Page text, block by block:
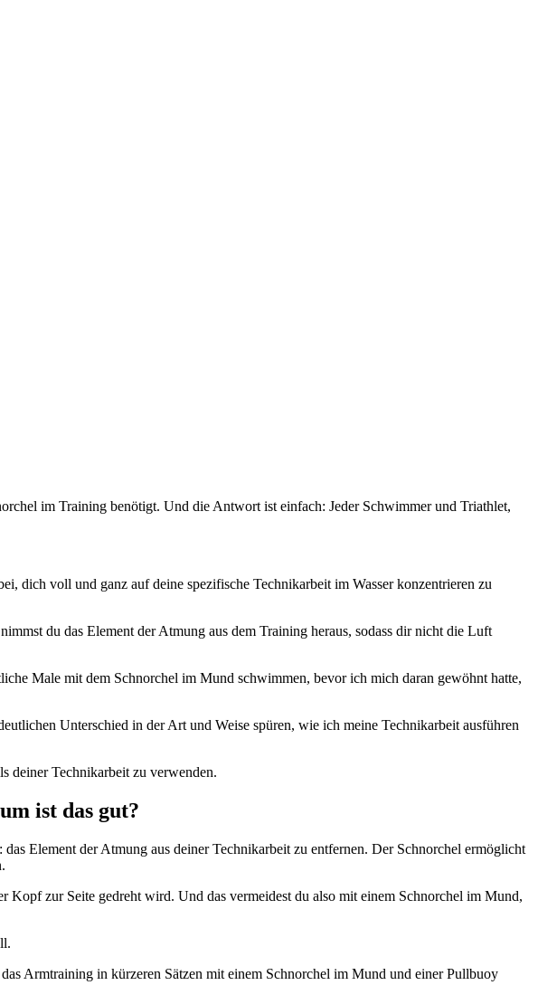
im Training benötigt. Und die Antwort ist einfach: Jeder Schwimmer und Triathlet,
dich voll und ganz auf deine spezifische Technikarbeit im Wasser konzentrieren zu
du das Element der Atmung aus dem Training heraus, sodass dir nicht die Luft
Male mit dem Schnorchel im Mund schwimmen, bevor ich mich daran gewöhnt hatte,
Unterschied in der Art und Weise spüren, wie ich meine Technikarbeit ausführen
deiner Technikarbeit zu verwenden.
ist das gut?
Element der Atmung aus deiner Technikarbeit zu entfernen. Der Schnorchel ermöglicht
zur Seite gedreht wird. Und das vermeidest du also mit einem Schnorchel im Mund,
Armtraining in kürzeren Sätzen mit einem Schnorchel im Mund und einer Pullbuoy